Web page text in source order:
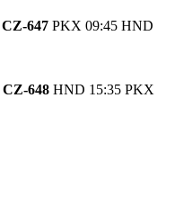
CZ-647 PKX 09:45 HND
CZ-648 HND 15:35 PKX